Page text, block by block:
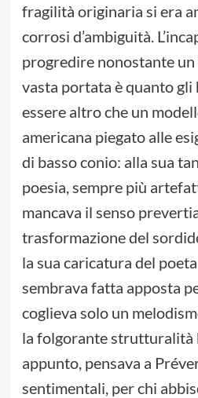
fragilità originaria si era
corrosi d’ambiguità.
progredire nonostante
vasta portata è quanto gli
essere altro che un
americana piegato alle
di basso conio: alla sua
poesia, sempre più
mancava il senso
trasformazione del
la sua caricatura del
sembrava fatta apposta
coglieva solo un
la folgorante strutturalità
appunto, pensava a
sentimentali, per chi